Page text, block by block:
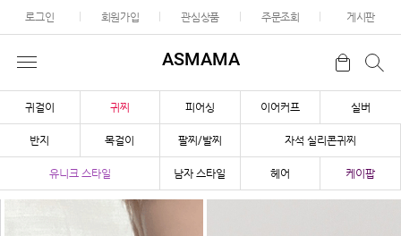
로그인 회원가입 관심상품 주문조회 게시판
ASMAMA
귀걸이 귀찌 피어싱 이어커프 실버
반지 목걸이 팔찌/발찌 자석 실리콘귀찌
유니크 스타일 남자 스타일 헤어 케이팝